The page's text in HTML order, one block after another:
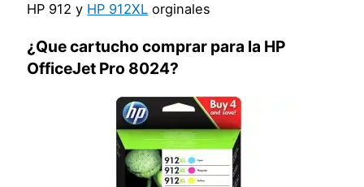
HP 912 y HP 912XL orginales
¿Que cartucho comprar para la HP
OfficeJet Pro 8024?